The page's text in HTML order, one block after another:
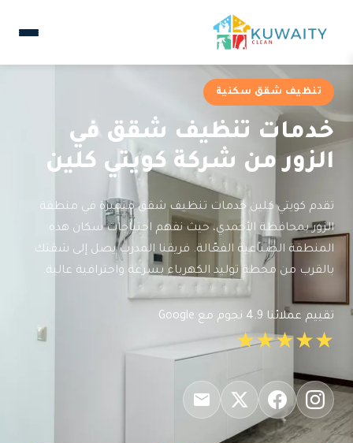
تنظيف شقق سكنية
خدمات تنظيف شقق في
الزور من شركة كويتي كلين
تقدم كويتي كلين خدمات تنظيف شقق متميزة في منطقة
الزور بمحافظة الأحمدي، حيث نفهم احتياجات سكان هذه
المنطقة الصناعية الفعّالة. فريقنا المدرب يصل إلى شقتك
بالقرب من محطة توليد الكهرباء بسرعة واحترافية عالية.
تقييم عملائنا 4.9 نجوم مع Google
★★★★★